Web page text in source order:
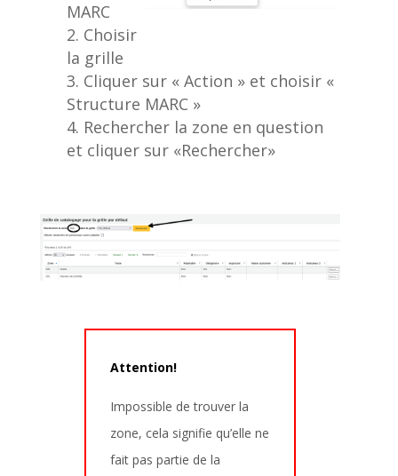
MARC
Choisir
la grille
Cliquer sur « Action » et choisir «
Structure MARC »
Rechercher la zone en question
et cliquer sur «Rechercher»
Attention!
Impossible de trouver la
zone, cela signifie qu’elle ne
fait pas partie de la